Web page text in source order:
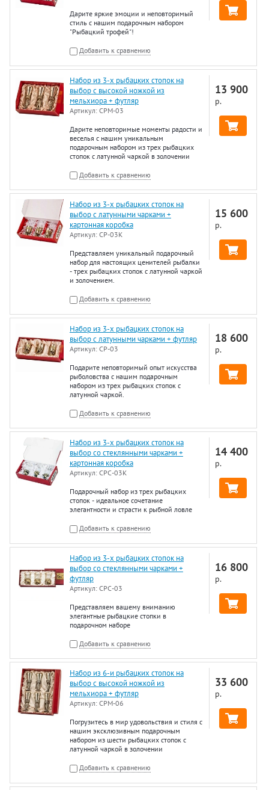
Дарите яркие эмоции и неповторимый
стиль с нашим подарочным набором
"Рыбацкий трофей"!
Добавить к сравнению
13 900
р.
Набор из 3-х рыбацких стопок на
выбор с высокой ножкой из
мельхиора + футляр
Артикул:СРМ-03
Дарите неповторимые моменты радости и
веселья с нашим уникальным
подарочным набором из трех рыбацких
стопок с латунной чаркой в золочении
Добавить к сравнению
15 600
р.
Набор из 3-х рыбацких стопок на
выбор с латунными чарками +
картонная коробка
Артикул:СР-03К
Представляем уникальный подарочный
набор для настоящих ценителей рыбалки
- трех рыбацких стопок с латунной чаркой
и золочением.
Добавить к сравнению
18 600
р.
Набор из 3-х рыбацких стопок на
выбор с латунными чарками + футляр
Артикул:СР-03
Подарите неповторимый опыт искусства
рыболовства с нашим подарочным
набором из трех рыбацких стопок с
латунной чаркой.
Добавить к сравнению
14 400
р.
Набор из 3-х рыбацких стопок на
выбор со стеклянными чарками +
картонная коробка
Артикул:СРС-03К
Подарочный набор из трех рыбацких
стопок - идеальное сочетание
элегантности и страсти к рыбной ловле
Добавить к сравнению
16 800
р.
Набор из 3-х рыбацких стопок на
выбор со стеклянными чарками +
футляр
Артикул:СРС-03
Представляем вашему вниманию
элегантные рыбацкие стопки в
подарочном наборе
Добавить к сравнению
33 600
р.
Набор из 6-и рыбацких стопок на
выбор с высокой ножкой из
мельхиора + футляр
Артикул:СРМ-06
Погрузитесь в мир удовольствия и стиля с
нашим эксклюзивным подарочным
набором из шести рыбацких стопок с
латунной чаркой в золочении
Добавить к сравнению